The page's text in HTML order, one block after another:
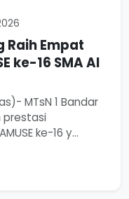
Raih Empat
ke-16 SMA Al
MTsN 1 Bandar
prestasi
ke-16 y...